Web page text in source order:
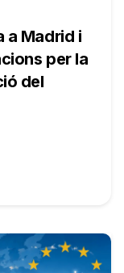
a Madrid i
per la
del